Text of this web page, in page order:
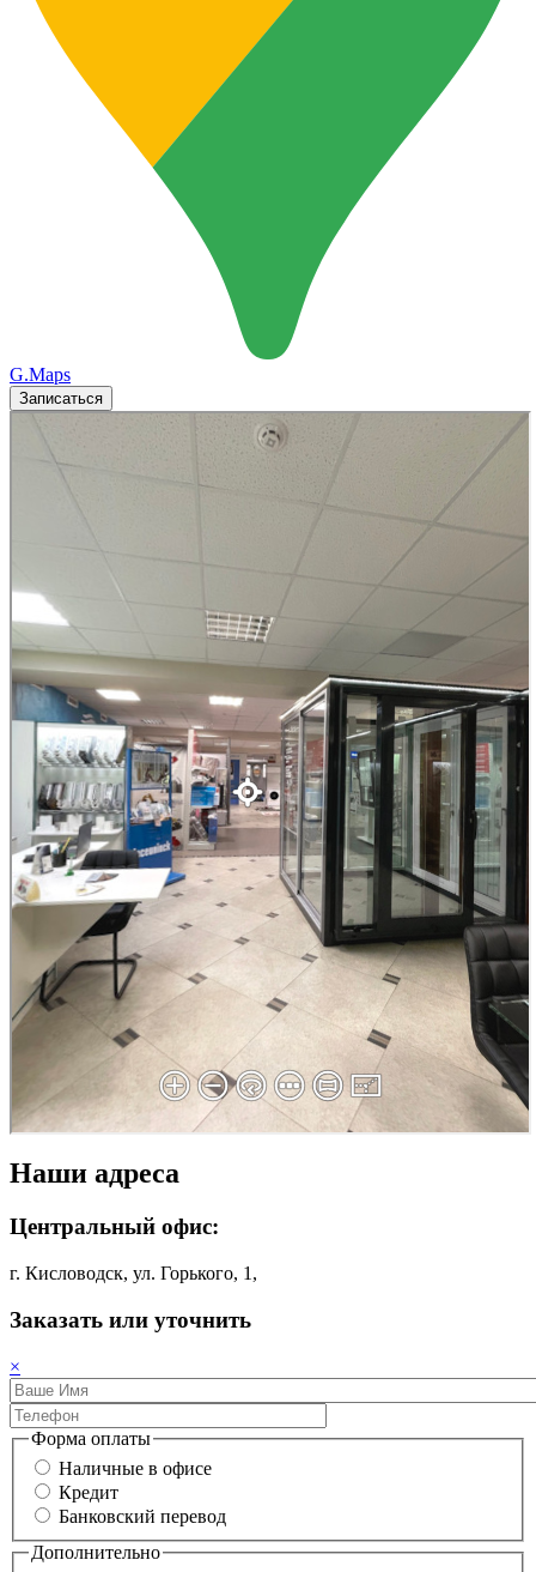
G.Maps
Записаться
Наши адреса
Центральный офис:
г. Кисловодск, ул. Горького, 1,
Заказать или уточнить
×
Форма оплаты
Наличные в офисе
Кредит
Банковский перевод
Дополнительно